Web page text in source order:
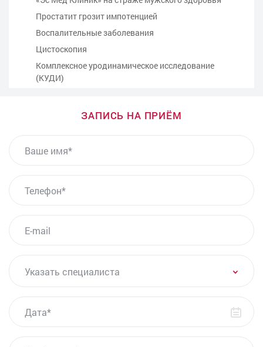
Простатит грозит импотенцией
Воспалительные заболевания
Цистоскопия
Комплексное уродинамическое исследование
(КУДИ)
Консультация врача-андролога
УЗИ
PRP-терапия в урологии
Лечение хронического простатита
Анализы на ЗППП (ИППП) для мужчин
ЗАПИСЬ НА ПРИЁМ
Указать специалиста